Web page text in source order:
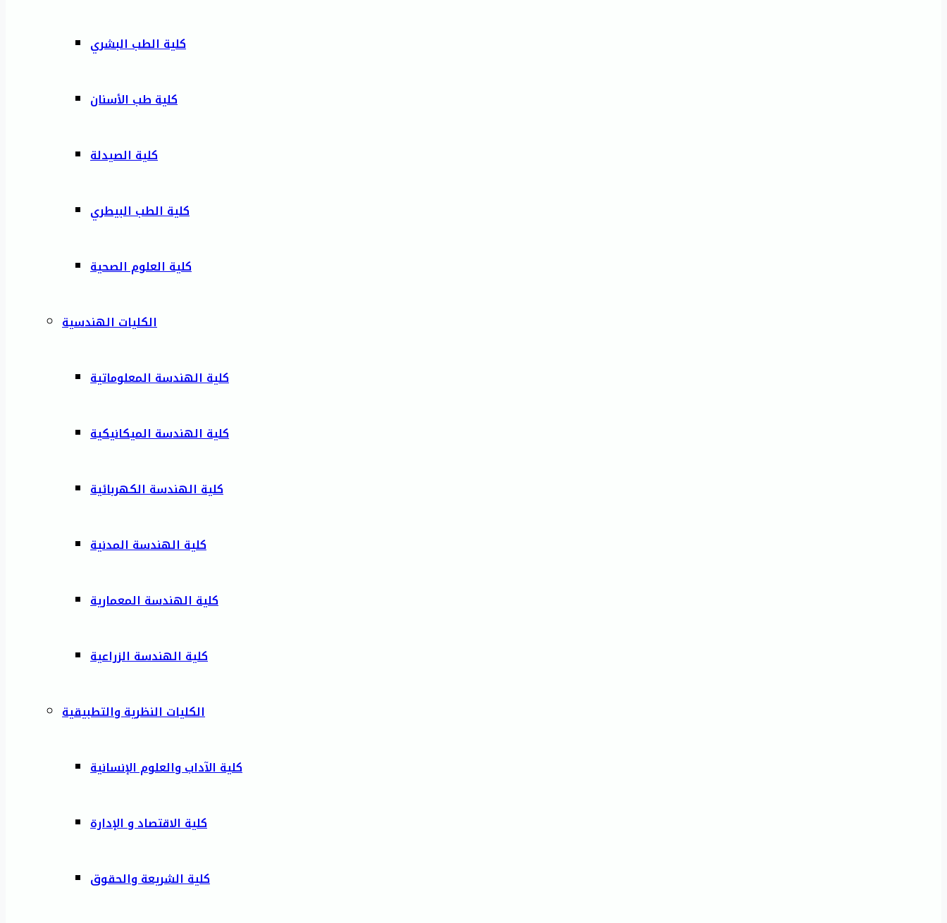
كلية الطب البشري
كلية طب الأسنان
كلية الصيدلة
كلية الطب البيطري
كلية العلوم الصحية
الكليات الهندسية
كلية الهندسة المعلوماتية
كلية الهندسة الميكانيكية
كلية الهندسة الكهربائية
كلية الهندسة المدنية
كلية الهندسة المعمارية
كلية الهندسة الزراعية
الكليات النظرية والتطبيقية
كلية الآداب والعلوم الإنسانية
كلية الاقتصاد و الإدارة
كلية الشريعة والحقوق